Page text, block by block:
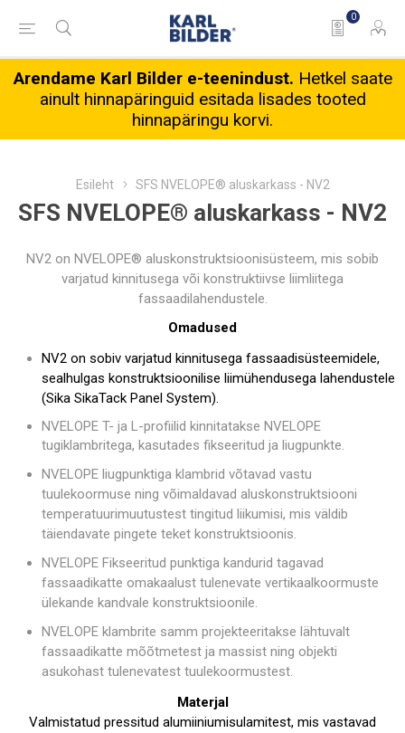
0
Arendame Karl Bilder e-teenindust. Hetkel saate
ainult hinnapäringuid esitada lisades tooted
hinnapäringu korvi.
Esileht SFS NVELOPE® aluskarkass - NV2
SFS NVELOPE® aluskarkass - NV2
NV2 on NVELOPE® aluskonstruktsioonisüsteem, mis sobib
varjatud kinnitusega või konstruktiivse liimliitega
fassaadilahendustele.
Omadused
NV2 on sobiv varjatud kinnitusega fassaadisüsteemidele,
sealhulgas konstruktsioonilise liimühendusega lahendustele
(Sika SikaTack Panel System).
NVELOPE T- ja L-profiilid kinnitatakse NVELOPE
tugiklambritega, kasutades fikseeritud ja liugpunkte.
NVELOPE liugpunktiga klambrid võtavad vastu
tuulekoormuse ning võimaldavad aluskonstruktsiooni
temperatuurimuutustest tingitud liikumisi, mis väldib
täiendavate pingete teket konstruktsioonis.
NVELOPE Fikseeritud punktiga kandurid tagavad
fassaadikatte omakaalust tulenevate vertikaalkoormuste
ülekande kandvale konstruktsioonile.
NVELOPE klambrite samm projekteeritakse lähtuvalt
fassaadikatte mõõtmetest ja massist ning objekti
asukohast tulenevatest tuulekoormustest.
Materjal
Valmistatud pressitud alumiiniumisulamitest, mis vastavad